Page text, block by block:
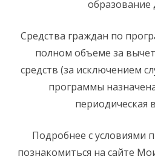
образование
Средства граждан по
полном объеме за
средств (за исключением
программы
периодическая
Подробнее с условиями
познакомиться на сайте